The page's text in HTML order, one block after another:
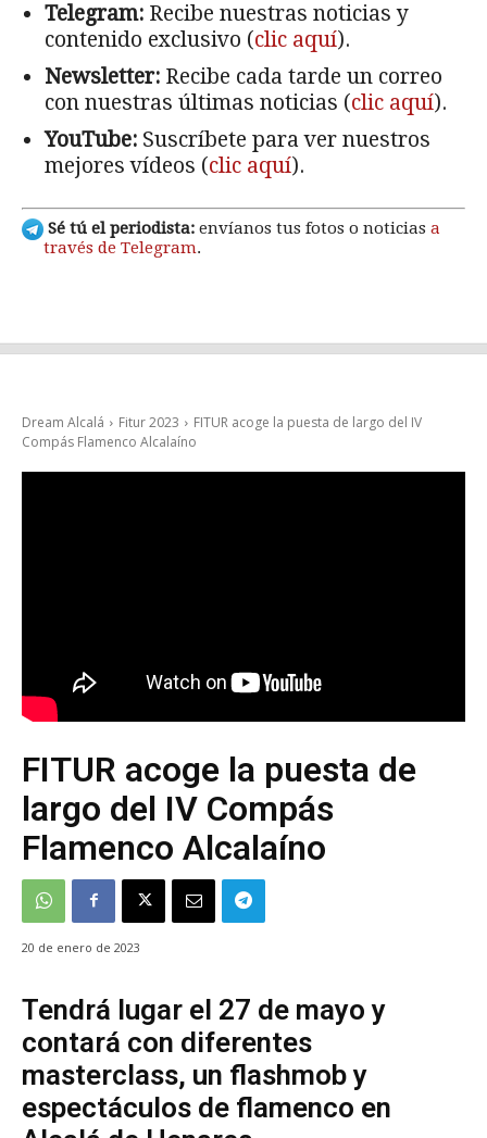
Telegram: Recibe nuestras noticias y
contenido exclusivo (clic aquí).
Newsletter: Recibe cada tarde un correo
con nuestras últimas noticias (clic aquí).
YouTube: Suscríbete para ver nuestros
mejores vídeos (clic aquí).
Sé tú el periodista: envíanos tus fotos o noticias a
través de Telegram.